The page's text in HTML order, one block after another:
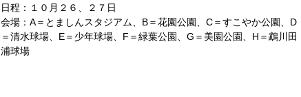
日程：１０月２６、２７日
会場：A＝とましんスタジアム、B＝花園公園、C＝すこやか公園、D
＝清水球場、E＝少年球場、F＝緑葉公園、G＝美園公園、H＝鵡川田
浦球場